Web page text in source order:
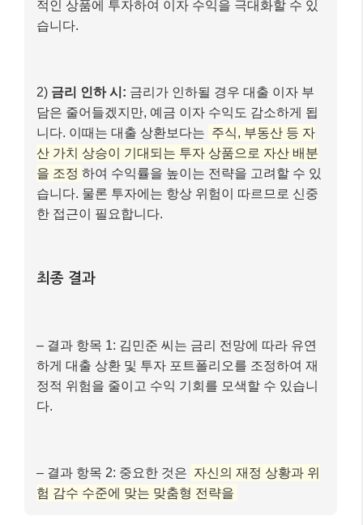
적인 상품에 투자하여 이자 수익을 극대화할 수 있
습니다.
2) 금리 인하 시: 금리가 인하될 경우 대출 이자 부
담은 줄어들겠지만, 예금 이자 수익도 감소하게 됩
니다. 이때는 대출 상환보다는 주식, 부동산 등 자
산 가치 상승이 기대되는 투자 상품으로 자산 배분
을 조정 하여 수익률을 높이는 전략을 고려할 수 있
습니다. 물론 투자에는 항상 위험이 따르므로 신중
한 접근이 필요합니다.
최종 결과
– 결과 항목 1: 김민준 씨는 금리 전망에 따라 유연
하게 대출 상환 및 투자 포트폴리오를 조정하여 재
정적 위험을 줄이고 수익 기회를 모색할 수 있습니
다.
– 결과 항목 2: 중요한 것은 자신의 재정 상황과 위
험 감수 수준에 맞는 맞춤형 전략을